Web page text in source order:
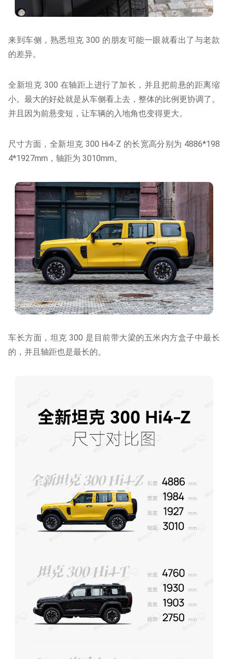
来到车侧，熟悉坦克 300 的朋友可能一眼就看出了与老款
的差异。
全新坦克 300 在轴距上进行了加长，并且把前悬的距离缩
小。最大的好处就是从车侧看上去，整体的比例更协调了。
并且因为前悬变短，让车辆的入地角也变得更大。
尺寸方面，全新坦克 300 Hi4-Z 的长宽高分别为 4886*198
4*1927mm，轴距为 3010mm。
车长方面，坦克 300 是目前带大梁的五米内方盒子中最长
的，并且轴距也是最长的。